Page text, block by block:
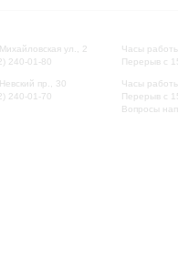
ул., 2
240-01-80
пр., 30
240-01-70
Часы
Перерыв с
Часы
Перерыв с
Вопросы